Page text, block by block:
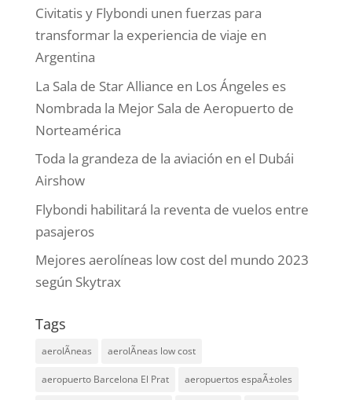
Civitatis y Flybondi unen fuerzas para
transformar la experiencia de viaje en
Argentina
La Sala de Star Alliance en Los Ángeles es
Nombrada la Mejor Sala de Aeropuerto de
Norteamérica
Toda la grandeza de la aviación en el Dubái
Airshow
Flybondi habilitará la reventa de vuelos entre
pasajeros
Mejores aerolíneas low cost del mundo 2023
según Skytrax
Tags
aerolÃ­neas aerolÃ­neas low cost
aeropuerto Barcelona El Prat aeropuertos espaÃ±oles